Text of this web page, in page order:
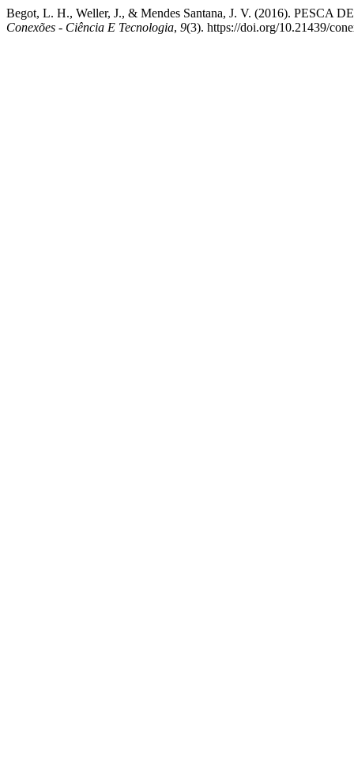
Begot, L. H., Weller, J., & Mendes Santana, J. V. (2016).
Conexões - Ciência E Tecnologia, 9(3). https://doi.org/10.21439/